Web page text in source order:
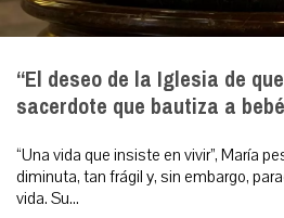
“El deseo de la Iglesia de
sacerdote que bautiza a
“Una vida que insiste en vivir”, María
diminuta, tan frágil y, sin embargo,
vida. Su...